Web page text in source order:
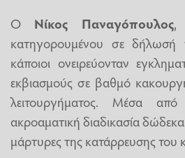
Ο Νίκος Παναγόπουλος,
κατηγορουμένου σε δήλωσή
κάποιοι ονειρεύονταν
εκβιασμούς σε βαθμό
λειτουργήματος. Μέσα από
ακροαματική διαδικασία
μάρτυρες της κατάρρευσης του